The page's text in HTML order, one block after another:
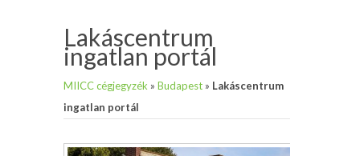
Lakáscentrum
ingatlan portál
MIICC cégjegyzék » Budapest » Lakáscentrum
ingatlan portál